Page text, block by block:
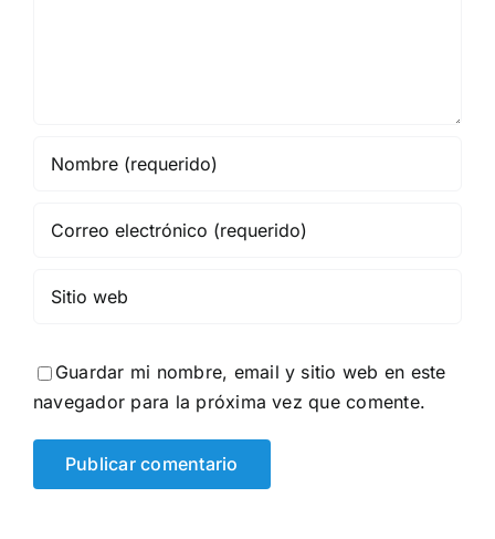
Guardar mi nombre, email y sitio web en este
navegador para la próxima vez que comente.